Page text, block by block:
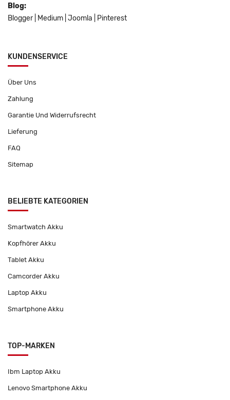
Blog:
Blogger
Medium Joomla Pinterest
KUNDENSERVICE
Über Uns
Zahlung
Garantie Und Widerrufsrecht
Lieferung
FAQ
Sitemap
BELIEBTE KATEGORIEN
Smartwatch Akku
Kopfhörer Akku
Tablet Akku
Camcorder Akku
Laptop Akku
Smartphone Akku
TOP-MARKEN
Ibm Laptop Akku
Lenovo Smartphone Akku